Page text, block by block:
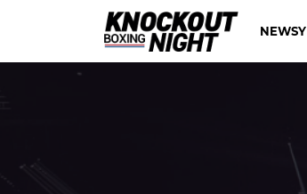
NEWSY